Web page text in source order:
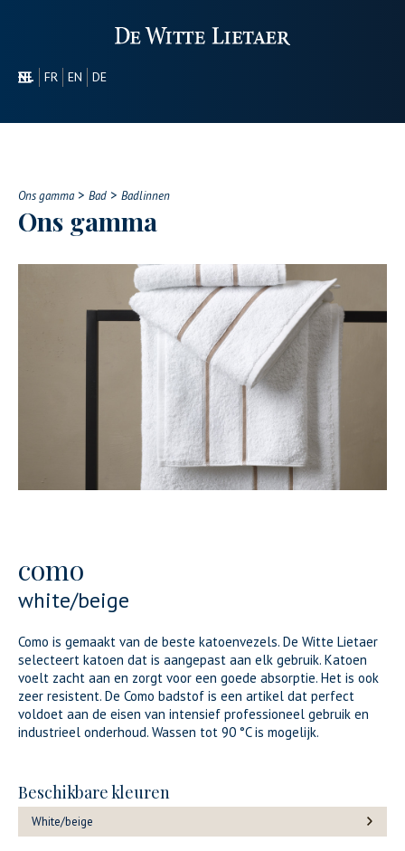
NL FR EN
DE
ONS GAMMA
CONTACT
Ons gamma> Bad > Badlinnen
Ons gamma
como
white/beige
Como is gemaakt van de beste katoenvezels. De Witte Lietaer
selecteert katoen dat is aangepast aan elk gebruik. Katoen
voelt zacht aan en zorgt voor een goede absorptie. Het is ook
zeer resistent. De Como badstof is een artikel dat perfect
voldoet aan de eisen van intensief professioneel gebruik en
industrieel onderhoud. Wassen tot 90 °C is mogelijk.
Beschikbare kleuren
White/beige